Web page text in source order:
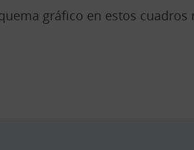
gráfico en estos cuadros